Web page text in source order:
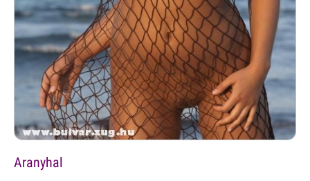
Aranyhal